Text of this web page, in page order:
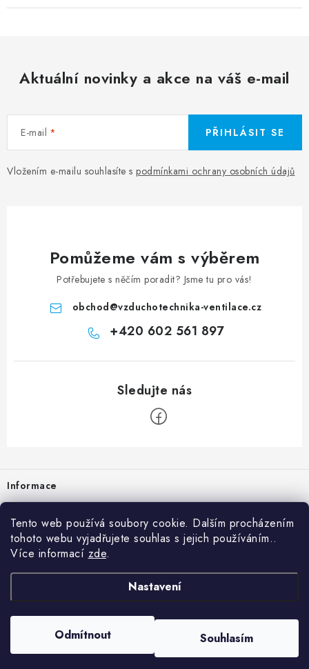
Tento web používá soubory cookie. Dalším procházením
tohoto webu vyjadřujete souhlas s jejich používáním..
Více informací zde.
Nastavení
Odmítnout Souhlasím
Aktuální novinky a akce na váš e-mail
E-mail
Vložením e-mailu souhlasíte s podmínkami ochrany osobních údajů
PŘIHLÁSIT SE
Pomůžeme vám s výběrem
Potřebujete s něčím poradit? Jsme tu pro vás!
obchod@vzduchotechnika-ventilace.cz
+420 602 561 897
Informace
Prodejna
Rady a tipy
Nastavil tým EshopyUmíme.cz
vzduchotechnika-ventilace. Všechna práva vyhrazena.